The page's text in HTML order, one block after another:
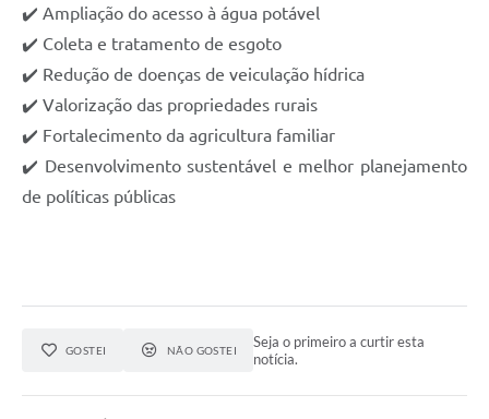
✔️ Ampliação do acesso à água potável
✔️ Coleta e tratamento de esgoto
✔️ Redução de doenças de veiculação hídrica
✔️ Valorização das propriedades rurais
✔️ Fortalecimento da agricultura familiar
✔️ Desenvolvimento sustentável e melhor planejamento
de políticas públicas
GOSTEI NÃO GOSTEI
Seja o primeiro a curtir esta
notícia.